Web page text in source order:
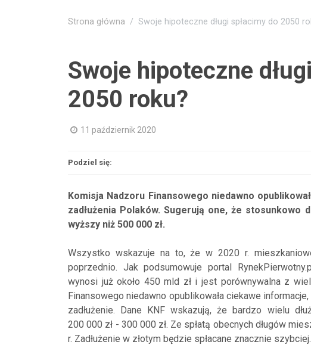
Strona główna Swoje hipoteczne długi spłacimy do 2050
Swoje hipoteczne
2050 roku?
11 październik 2020
Podziel się:
Komisja Nadzoru Finansowego niedawno
zadłużenia Polaków. Sugerują one, że stosunkowo
wyższy niż 500 000 zł.
Wszystko wskazuje na to, że w 2020 r.
poprzednio. Jak podsumowuje portal
wynosi już około 450 mld zł i jest porównywalna z
Finansowego niedawno opublikowała ciekawe
zadłużenie. Dane KNF wskazują, że bardzo wielu
200 000 zł - 300 000 zł. Ze spłatą obecnych długów
r. Zadłużenie w złotym będzie spłacane znacznie szybciej.